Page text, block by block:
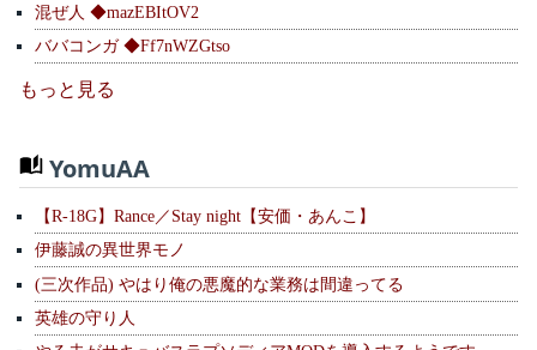
混ぜ人 ◆mazEBItOV2
ババコンガ ◆Ff7nWZGtso
もっと見る
YomuAA
【R-18G】Rance／Stay night【安価・あんこ】
伊藤誠の異世界モノ
(三次作品) やはり俺の悪魔的な業務は間違ってる
英雄の守り人